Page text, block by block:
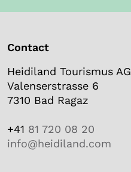
Contact
Heidiland Tourismus AG
Valenserstrasse 6
7310 Bad Ragaz
+41 81 720 08 20
info@heidiland.com